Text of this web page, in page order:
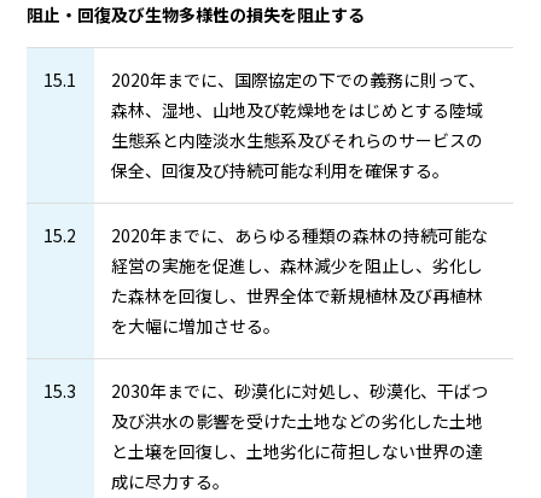
阻止・回復及び生物多様性の損失を阻止する
15.1
2020年までに、国際協定の下での義務に則って、
森林、湿地、山地及び乾燥地をはじめとする陸域
生態系と内陸淡水生態系及びそれらのサービスの
保全、回復及び持続可能な利用を確保する。
15.2
2020年までに、あらゆる種類の森林の持続可能な
経営の実施を促進し、森林減少を阻止し、劣化し
た森林を回復し、世界全体で新規植林及び再植林
を大幅に増加させる。
15.3
2030年までに、砂漠化に対処し、砂漠化、干ばつ
及び洪水の影響を受けた土地などの劣化した土地
と土壌を回復し、土地劣化に荷担しない世界の達
成に尽力する。